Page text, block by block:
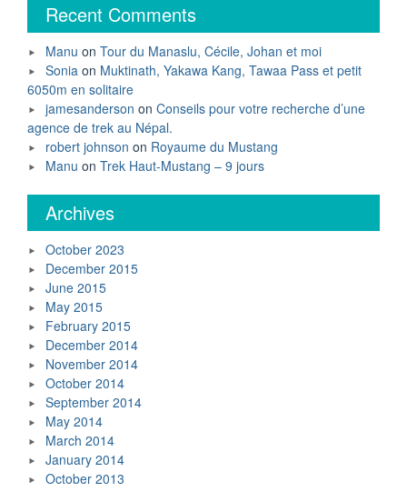
Recent Comments
Manu on Tour du Manaslu, Cécile, Johan et moi
Sonia on Muktinath, Yakawa Kang, Tawaa Pass et petit
6050m en solitaire
jamesanderson on Conseils pour votre recherche d’une
agence de trek au Népal.
robert johnson on Royaume du Mustang
Manu on Trek Haut-Mustang – 9 jours
Archives
October 2023
December 2015
June 2015
May 2015
February 2015
December 2014
November 2014
October 2014
September 2014
May 2014
March 2014
January 2014
October 2013